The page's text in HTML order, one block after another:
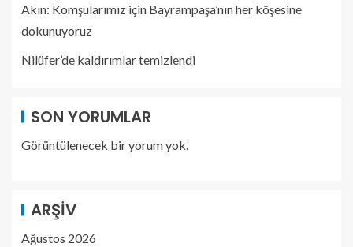
Akın: Komşularımız için Bayrampaşa’nın her köşesine
dokunuyoruz
Nilüfer’de kaldırımlar temizlendi
SON YORUMLAR
Görüntülenecek bir yorum yok.
ARŞIV
Ağustos 2026